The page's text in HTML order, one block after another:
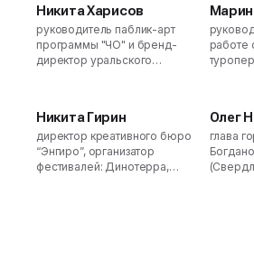
Никита Харисов
руководитель паблик-арт
программы "ЧО" и бренд-
директор уральского
работе
Никита Гирин
директор креативного бюро
“Энгиро”, организатор
фестивалей: Динотерра,
Олег
глава